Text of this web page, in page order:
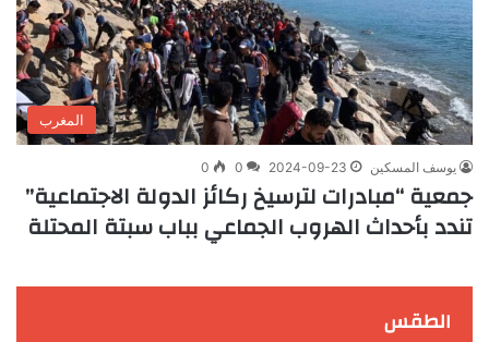
المغرب
يوسف المسكين 2024-09-23
0
0
جمعية “مبادرات لترسيخ ركائز الدولة الاجتماعية”
تندد بأحداث الهروب الجماعي بباب سبتة المحتلة
الطقس